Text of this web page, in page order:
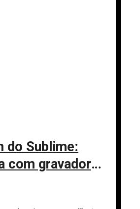
do Sublime:
com gravadora
com Jakob